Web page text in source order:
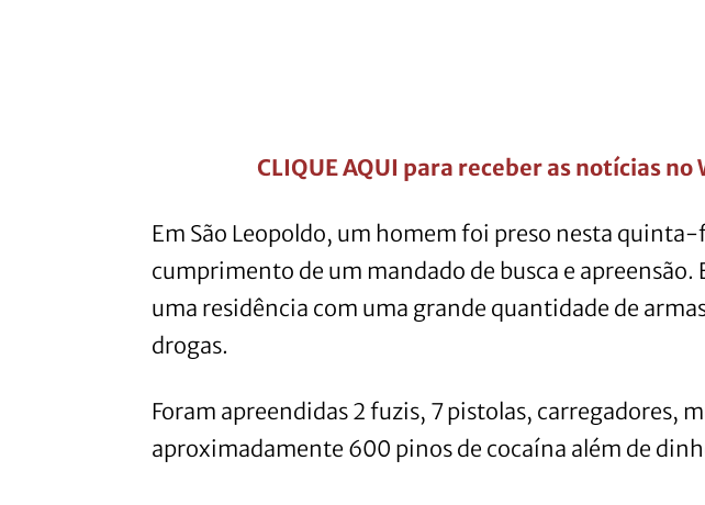
CLIQUE AQUI para receber as notícias no
Em São Leopoldo, um homem foi preso nesta
cumprimento de um mandado de busca e apreensão.
uma residência com uma grande quantidade de
drogas.
Foram apreendidas 2 fuzis, 7 pistolas, carregadores,
aproximadamente 600 pinos de cocaína além de